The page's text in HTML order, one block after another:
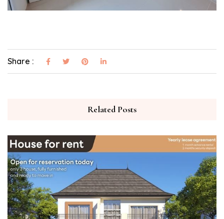
Share :
Related Posts